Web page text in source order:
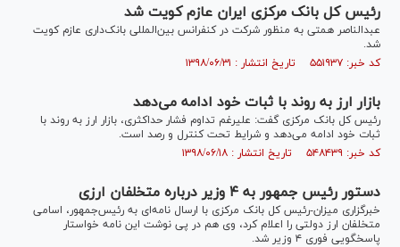
رئیس کل بانک مرکزی ایران عازم کویت شد
عبدالناصر همتی به منظور شرکت در کنفرانس بین‌المللی بانک‌داری عازم کویت
شد.
کد خبر: ۵۵۱۹۳۷ تاریخ انتشار : ۱۳۹۸/۰۶/۳۱
بازار ارز به روند با ثبات خود ادامه می‌دهد
رئیس کل بانک مرکزی گفت: علیرغم تداوم فشار حداکثری، بازار ارز به روند با
ثبات خود ادامه می‌دهد و شرایط تحت کنترل و رصد است.
کد خبر: ۵۴۸۴۳۹ تاریخ انتشار : ۱۳۹۸/۰۶/۱۸
دستور رئیس جمهور به ۴ وزیر درباره متخلفان ارزی
خبرگزاری میزان-رئیس کل بانک مرکزی با ارسال نامه‌ای به رئیس‌جمهور، اسامی
متخلفان ارز دولتی را اعلام کرد، وی هم در پی نوشت این نامه خواستار
پاسخگویی فوری ۴ وزیر شد.